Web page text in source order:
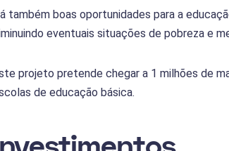
também boas oportunidades para a
eventuais situações de pobreza e
projeto pretende chegar a 1 milhões de
de educação básica.